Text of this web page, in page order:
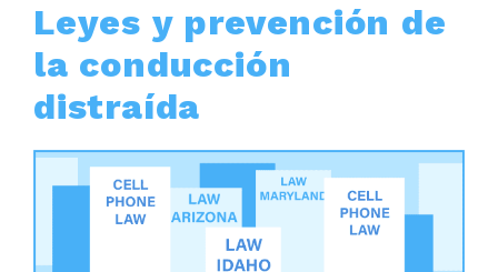
Leyes y prevención de
la conducción
distraída